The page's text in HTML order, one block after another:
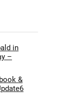
in
–
&